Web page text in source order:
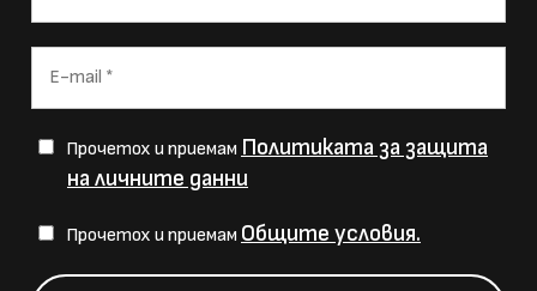
Прочетох и приемам Политиката за защита
на личните данни
Прочетох и приемам Общите условия.